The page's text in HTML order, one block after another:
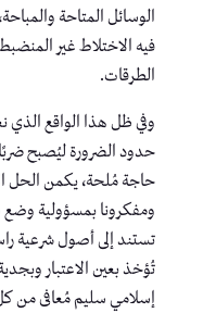
الوسائل المتاحة
فيه الاختلاط غير
الطرقات.
وفي ظل هذا الواقع الذي
حدود الضرورة ليُصبح
حاجة مُلحة، يكمن الحل
ومفكرونا بمسؤولية
تستند إلى أصول شرعية
تُؤخذ بعين الاعتبار
إسلامي سليم مُعافى من كل